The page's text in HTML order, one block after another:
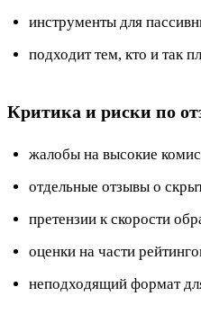
инструменты для
подходит тем, кто и так
Критика и риски по
жалобы на высокие
отдельные отзывы о
претензии к скорости
оценки на части
неподходящий формат